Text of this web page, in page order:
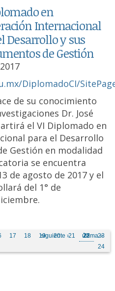
en
Internacional
Desarrollo y sus
de Gestión
DiplomadoCI/
de su conocimiento
Dr. José
el VI Diplomado en
para el Desarrollo
Gestión en modalidad
se encuentra
de agosto de 2017 y el
del 1° de
17 18 19 20 21 22
23
24
siguiente › última »